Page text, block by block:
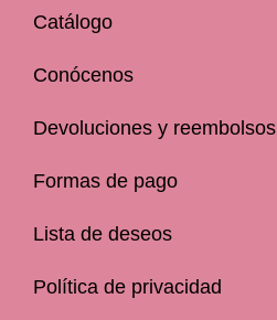
Catálogo
Conócenos
Devoluciones y reembolsos
Formas de pago
Lista de deseos
Política de privacidad